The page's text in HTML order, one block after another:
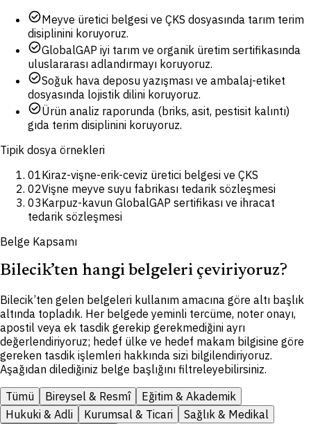
check_circleMeyve üretici belgesi ve ÇKS dosyasında tarım terim
disiplinini koruyoruz.
check_circleGlobalGAP iyi tarım ve organik üretim sertifikasında
uluslararası adlandırmayı koruyoruz.
check_circleSoğuk hava deposu yazışması ve ambalaj-etiket
dosyasında lojistik dilini koruyoruz.
check_circleÜrün analiz raporunda (briks, asit, pestisit kalıntı)
gıda terim disiplinini koruyoruz.
Tipik dosya örnekleri
01Kiraz-vişne-erik-ceviz üretici belgesi ve ÇKS
02Vişne meyve suyu fabrikası tedarik sözleşmesi
03Karpuz-kavun GlobalGAP sertifikası ve ihracat
tedarik sözleşmesi
Belge Kapsamı
Bilecik’ten hangi belgeleri çeviriyoruz?
Bilecik’ten gelen belgeleri kullanım amacına göre altı başlık
altında topladık. Her belgede yeminli tercüme, noter onayı,
apostil veya ek tasdik gerekip gerekmediğini ayrı
değerlendiriyoruz; hedef ülke ve hedef makam bilgisine göre
gereken tasdik işlemleri hakkında sizi bilgilendiriyoruz.
Aşağıdan dilediğiniz belge başlığını filtreleyebilirsiniz.
Tümü
Bireysel & Resmî
Eğitim & Akademik
Hukuki & Adli
Kurumsal & Ticari
Sağlık & Medikal